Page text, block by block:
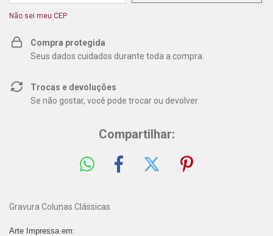
Não sei meu CEP
Compra protegida
Seus dados cuidados durante toda a compra.
Trocas e devoluções
Se não gostar, você pode trocar ou devolver.
Compartilhar:
Gravura Colunas Clássicas
Arte Impressa em: